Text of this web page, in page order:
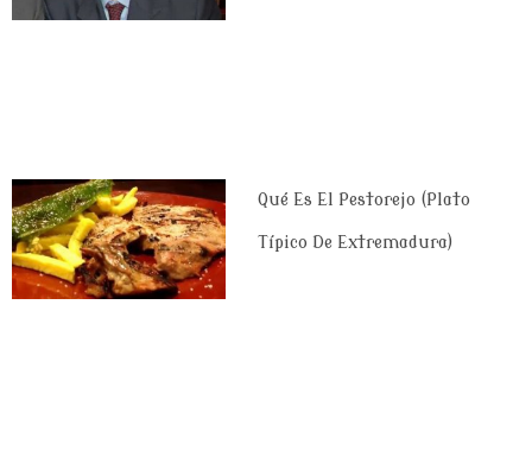
Qué Es El Pestorejo (plato
Típico De Extremadura)